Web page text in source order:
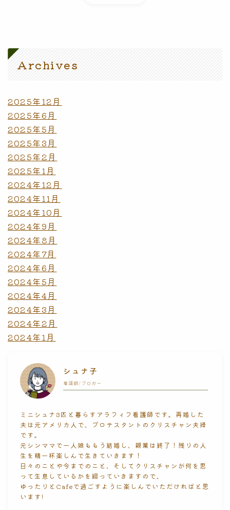
Archives
2025年12月
2025年6月
2025年5月
2025年3月
2025年2月
2025年1月
2024年12月
2024年11月
2024年10月
2024年9月
2024年8月
2024年7月
2024年6月
2024年5月
2024年4月
2024年3月
2024年2月
2024年1月
シュナ子
看護師/ブロガー
ミニシュナ3匹と暮らすアラフィフ看護師です。再婚した
夫は元アメリカ人で、プロテスタントのクリスチャン夫婦
です。
元シンママで一人娘ももう結婚し、親業は終了！残りの人
生を精一杯楽しんで生きていきます！
日々のことや今までのこと、そしてクリスチャンが何を思
って生息しているかを綴っていきますので、
ゆったりとCafeで過ごすように楽しんでいただければと思
います!